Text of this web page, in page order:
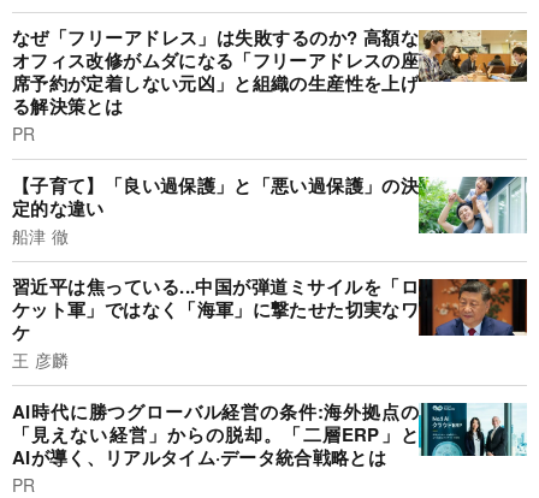
なぜ「フリーアドレス」は失敗するのか? 高額な
オフィス改修がムダになる「フリーアドレスの座
席予約が定着しない元凶」と組織の生産性を上げ
る解決策とは
PR
【子育て】「良い過保護」と「悪い過保護」の決
定的な違い
船津 徹
習近平は焦っている...中国が弾道ミサイルを「ロ
ケット軍」ではなく「海軍」に撃たせた切実なワ
ケ
王 彦麟
AI時代に勝つグローバル経営の条件:海外拠点の
「見えない経営」からの脱却。「二層ERP」と
AIが導く、リアルタイム·データ統合戦略とは
PR